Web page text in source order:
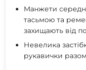
Манжети
тасьмою та
захищають від
Невелика
рукавички разом